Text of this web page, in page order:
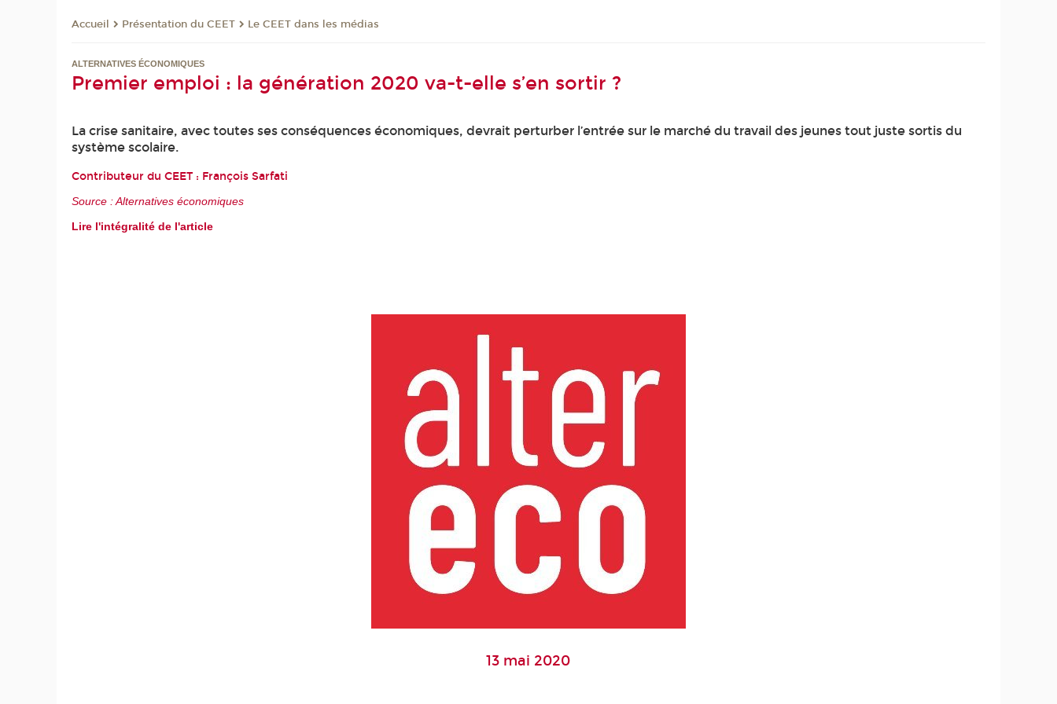
Accueil Présentation du CEET Le CEET dans les médias
ALTERNATIVES ÉCONOMIQUES
Premier emploi : la génération 2020 va-t-elle s’en sortir ?
La crise sanitaire, avec toutes ses conséquences économiques, devrait perturber l’entrée sur le marché du travail des jeunes tout juste sortis du
système scolaire.
Contributeur du CEET : François Sarfati
Source : Alternatives économiques
Lire l'intégralité de l'article
13 mai 2020